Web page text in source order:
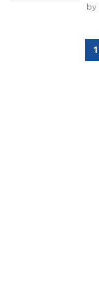
by
1